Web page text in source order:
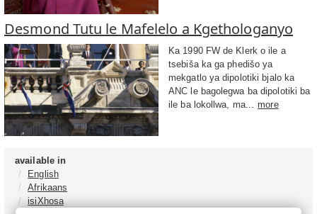
Desmond Tutu le Mafelelo a Kgethologanyo
Ka 1990 FW de Klerk o ile a
tsebiša ka ga phedišo ya
mekgatlo ya dipolotiki bjalo ka
ANC le bagolegwa ba dipolotiki ba
ile ba lokollwa, ma...
more
available in
English
Afrikaans
isiXhosa